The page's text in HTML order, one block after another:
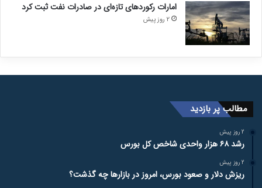
امارات رکورد‌های تازه‌ای در صادرات نفت ثبت کرد
2 روز پیش
مطالب پر بازدید
2 روز پیش
رشد ۶۸ هزار واحدی شاخص کل بورس
2 روز پیش
ریزش دلار و صعود بورس، امروز در بازارها چه گذشت؟